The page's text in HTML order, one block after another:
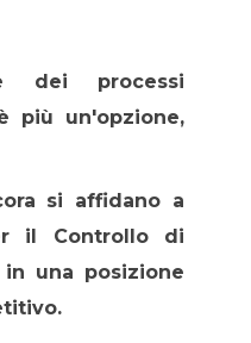
dei processi
più un'opzione,
si affidano a
il Controllo di
una posizione